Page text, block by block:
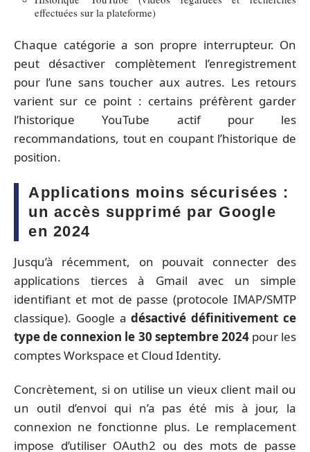
effectuées sur la plateforme)
Chaque catégorie a son propre interrupteur. On
peut désactiver complètement l’enregistrement
pour l’une sans toucher aux autres. Les retours
varient sur ce point : certains préfèrent garder
l’historique YouTube actif pour les
recommandations, tout en coupant l’historique de
position.
Applications moins sécurisées :
un accès supprimé par Google
en 2024
Jusqu’à récemment, on pouvait connecter des
applications tierces à Gmail avec un simple
identifiant et mot de passe (protocole IMAP/SMTP
classique). Google adésactivé définitivement ce
type de connexion le 30 septembre 2024pour les
comptes Workspace et Cloud Identity.
Concrètement, si on utilise un vieux client mail ou
un outil d’envoi qui n’a pas été mis à jour, la
connexion ne fonctionne plus. Le remplacement
impose d’utiliser OAuth2 ou des mots de passe